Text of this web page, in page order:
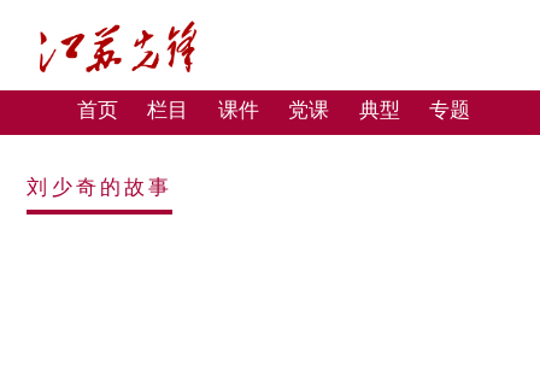
首页 栏目 课件 党课 典型 专题
刘少奇的故事